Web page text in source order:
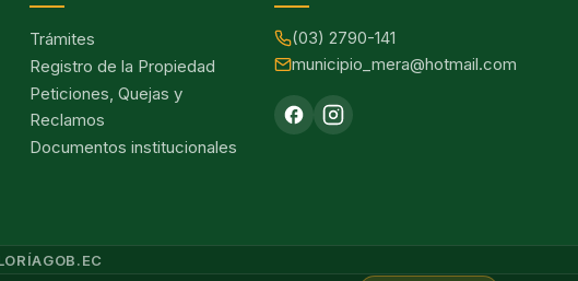
Trámites
Registro de la Propiedad
Peticiones, Quejas y
Reclamos
Documentos institucionales
(03) 2790-141
municipio_mera@hotmail.com
GOB.EC